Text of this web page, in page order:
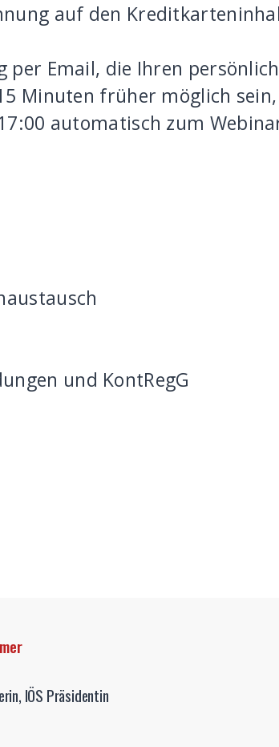
auf den
per Email, die Ihren
Minuten früher möglich
automatisch zum
und KontRegG
IÖS Präsidentin